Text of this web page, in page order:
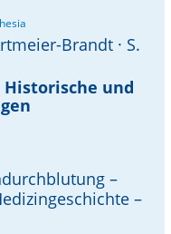
Brandt · S.
und
–
–